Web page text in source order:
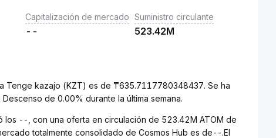
Capitalización de mercado
--
Suministro circulante
523.42M
Tenge kazajo (KZT) es de ₸635.7117780348437. Se ha
de 0.00% durante la última semana.
los --, con una oferta en circulación de 523.42M ATOM de
totalmente consolidado de Cosmos Hub es de--.El